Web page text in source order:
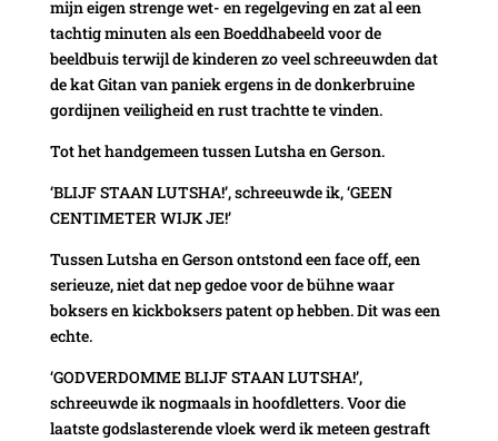
mijn eigen strenge wet- en regelgeving en zat al een
tachtig minuten als een Boeddhabeeld voor de
beeldbuis terwijl de kinderen zo veel schreeuwden dat
de kat Gitan van paniek ergens in de donkerbruine
gordijnen veiligheid en rust trachtte te vinden.
Tot het handgemeen tussen Lutsha en Gerson.
‘BLIJF STAAN LUTSHA!’, schreeuwde ik, ‘GEEN
CENTIMETER WIJK JE!’
Tussen Lutsha en Gerson ontstond een face off, een
serieuze, niet dat nep gedoe voor de bühne waar
boksers en kickboksers patent op hebben. Dit was een
echte.
‘GODVERDOMME BLIJF STAAN LUTSHA!’,
schreeuwde ik nogmaals in hoofdletters. Voor die
laatste godslasterende vloek werd ik meteen gestraft